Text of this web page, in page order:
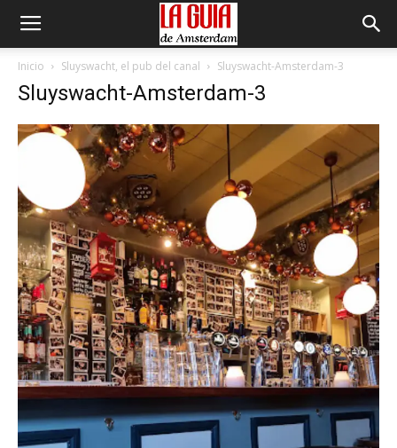
Inicio Sluyswacht, el pub del canal Sluyswacht-Amsterdam-3
Sluyswacht-Amsterdam-3